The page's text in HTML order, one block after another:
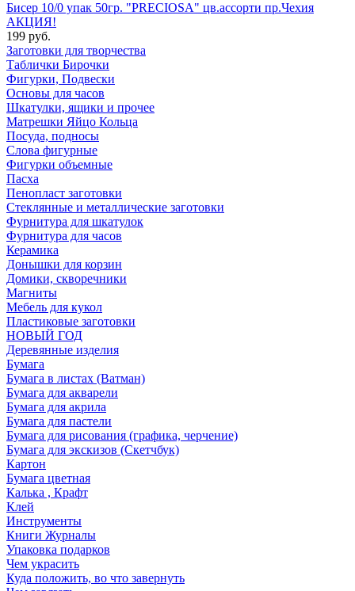
Бисер 10/0 упак 50гр. "PRECIOSA" цв.ассорти пр.Чехия
АКЦИЯ!
199 руб.
Заготовки для творчества
Таблички Бирочки
Фигурки, Подвески
Основы для часов
Шкатулки, ящики и прочее
Матрешки Яйцо Кольца
Посуда, подносы
Слова фигурные
Фигурки объемные
Пасха
Пенопласт заготовки
Стеклянные и металлические заготовки
Фурнитура для шкатулок
Фурнитура для часов
Керамика
Донышки для корзин
Домики, скворечники
Магниты
Мебель для кукол
Пластиковые заготовки
НОВЫЙ ГОД
Деревянные изделия
Бумага
Бумага в листах (Ватман)
Бумага для акварели
Бумага для акрила
Бумага для пастели
Бумага для рисования (графика, черчение)
Бумага для экскизов (Скетчбук)
Картон
Бумага цветная
Калька , Крафт
Клей
Инструменты
Книги Журналы
Упаковка подарков
Чем украсить
Куда положить, во что завернуть